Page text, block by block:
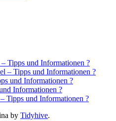
Tipps und Informationen ?
– Tipps und Informationen ?
und Informationen ?
Informationen ?
Tipps und Informationen ?
by Tidyhive.